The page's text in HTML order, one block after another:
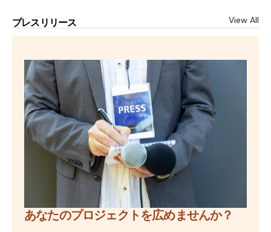
プレスリリース View All
あなたのプロジェクトを広めませんか？